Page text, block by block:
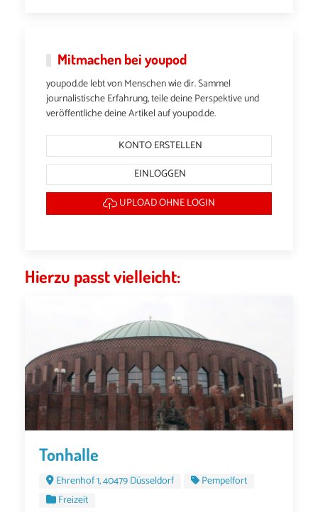
Mitmachen bei youpod
youpod.de lebt von Menschen wie dir. Sammel
journalistische Erfahrung, teile deine Perspektive und
veröffentliche deine Artikel auf youpod.de.
KONTO ERSTELLEN
EINLOGGEN
UPLOAD OHNE LOGIN
Hierzu passt vielleicht:
Tonhalle
Ehrenhof 1, 40479 Düsseldorf
Pempelfort
Freizeit